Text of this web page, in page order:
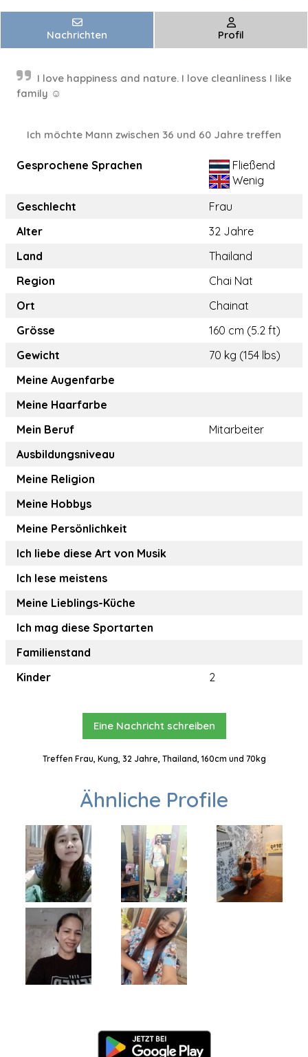
Nachrichten Profil
I love happiness and nature. I love cleanliness I like
family ☺️
Ich möchte Mann zwischen 36 und 60 Jahre treffen
Gesprochene Sprachen
Fließend
Wenig
Geschlecht
Frau
Alter
32 Jahre
Land
Thailand
Region
Chai Nat
Ort
Chainat
Grösse
160 cm (5.2 ft)
Gewicht
70 kg (154 lbs)
Meine Augenfarbe
Meine Haarfarbe
Mein Beruf
Mitarbeiter
Ausbildungsniveau
Meine Religion
Meine Hobbys
Meine Persönlichkeit
Ich liebe diese Art von Musik
Ich lese meistens
Meine Lieblings-Küche
Ich mag diese Sportarten
Familienstand
Kinder
2
Eine Nachricht schreiben
Treffen Frau, Kung, 32 Jahre, Thailand, 160cm und 70kg
Ähnliche Profile